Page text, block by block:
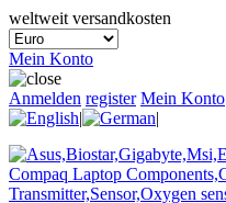
weltweit versandkosten
Mein Konto
Anmelden register Mein Konto
|
|